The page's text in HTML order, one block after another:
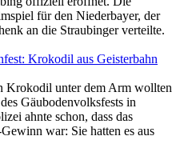
für den Niederbayer, der
an die Straubinger verteilte.
Krokodil aus Geisterbahn
Krokodil unter dem Arm wollten
Gäubodenvolksfests in
ahnte schon, dass das
war: Sie hatten es aus